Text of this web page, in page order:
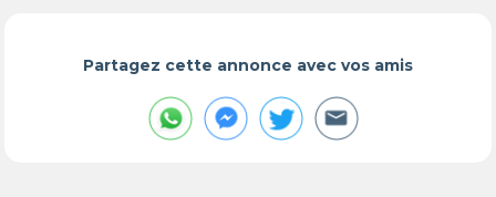
Partagez cette annonce avec vos amis